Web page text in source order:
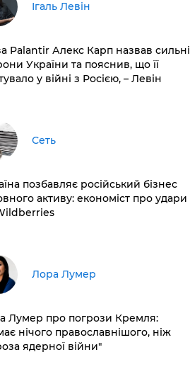
Ігаль Левін
Palantir Алекс Карп назвав сильні
України та пояснив, що її
у війні з Росією, – Левін
Сеть
позбавляє російський бізнес
активу: економіст про удари
​Лора Лумер
Лумер про погрози Кремля:
нічого православнішого, ніж
ядерної війни"